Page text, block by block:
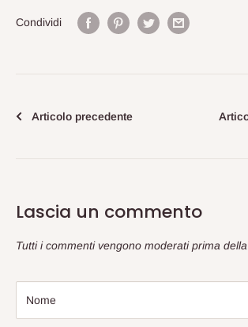
Condividi
Articolo precedente
Lascia un commento
Tutti i commenti vengono moderati prima
Nome